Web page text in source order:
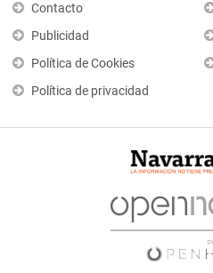
Contacto
Publicidad
Política de Cookies
Política de privacidad